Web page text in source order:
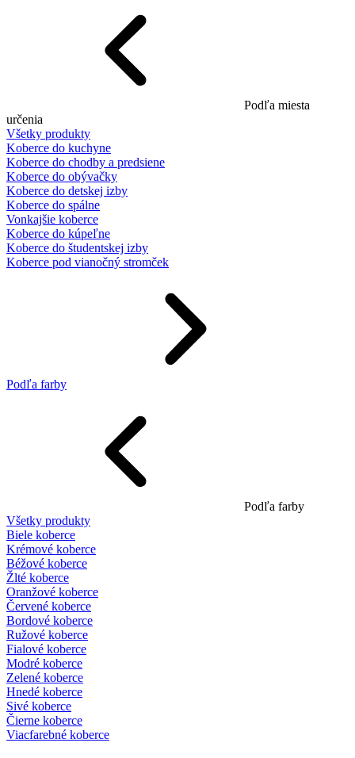
Podľa miesta
určenia
Všetky produkty
Koberce do kuchyne
Koberce do chodby a predsiene
Koberce do obývačky
Koberce do detskej izby
Koberce do spálne
Vonkajšie koberce
Koberce do kúpeľne
Koberce do študentskej izby
Koberce pod vianočný stromček
Podľa farby
Podľa farby
Všetky produkty
Biele koberce
Krémové koberce
Béžové koberce
Žlté koberce
Oranžové koberce
Červené koberce
Bordové koberce
Ružové koberce
Fialové koberce
Modré koberce
Zelené koberce
Hnedé koberce
Sivé koberce
Čierne koberce
Viacfarebné koberce